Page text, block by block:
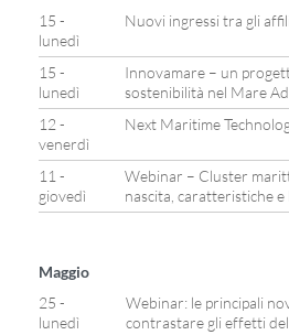
15 -
lunedì
Nuovi ingressi tra gli
15 -
lunedì
Innovamare – un
sostenibilità nel Mare
12 -
venerdì
Next Maritime
11 -
giovedì
Webinar – Cluster
nascita, caratteristiche e
Maggio
25 -
lunedì
Webinar: le principali
contrastare gli effetti